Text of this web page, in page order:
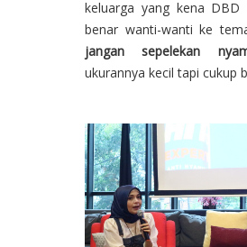
keluarga yang kena DBD
benar wanti-wanti ke
jangan sepelekan
ukurannya kecil tapi cukup